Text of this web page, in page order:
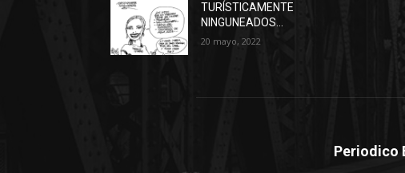
TURÍSTICAMENTE
NINGUNEADOS…
20 mayo, 2022
Periodico